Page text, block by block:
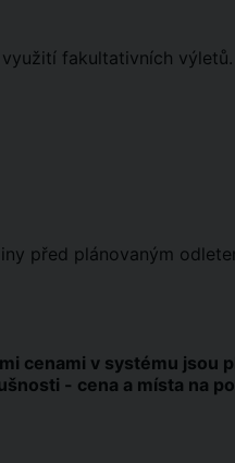
fakultativních výletů.
před plánovaným
cenami v systému jsou
- cena a místa na